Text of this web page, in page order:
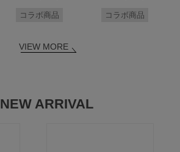
コラボ商品 コラボ商品
VIEW MORE
NEW ARRIVAL